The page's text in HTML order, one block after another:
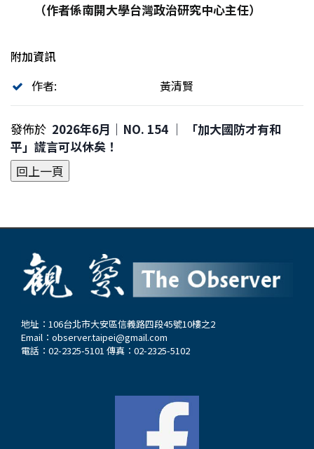
（作者係南開大學台灣政治研究中心主任）
附加資訊
作者:
黃清賢
發佈於 2026年6月｜NO. 154 │ 「加大國防才有和
平」謊言可以休矣！
地址：106台北市大安區信義路四段45號10樓之2
Email： observer.taipei@gmail.com
電話：02-2325-5101 傳真：02-2325-5102